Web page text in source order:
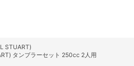
STUART)
タンブラーセット 250cc 2人用